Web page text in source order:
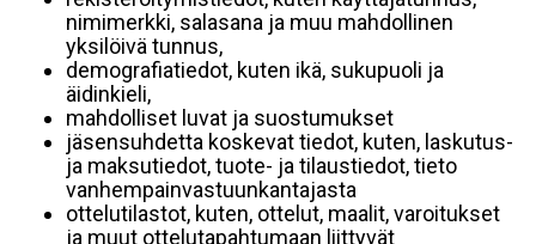
nimimerkki, salasana ja muu mahdollinen
yksilöivä tunnus,
demografiatiedot, kuten ikä, sukupuoli ja
äidinkieli,
mahdolliset luvat ja suostumukset
jäsensuhdetta koskevat tiedot, kuten, laskutus-
ja maksutiedot, tuote- ja tilaustiedot, tieto
vanhempainvastuunkantajasta
ottelutilastot, kuten, ottelut, maalit, varoitukset
ja muut ottelutapahtumaan liittyvät